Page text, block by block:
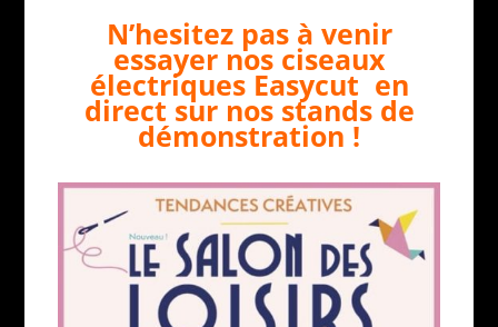
N’hesitez pas à venir
essayer nos ciseaux
électriques Easycut en
direct sur nos stands de
démonstration !